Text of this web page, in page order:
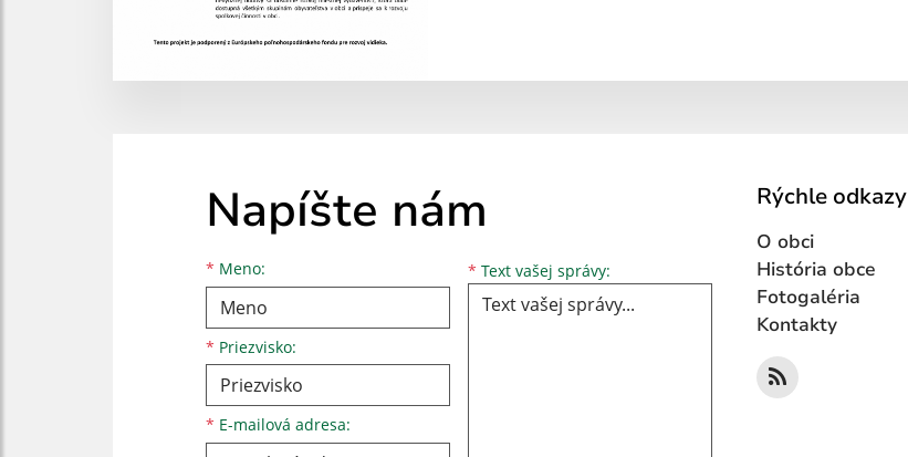
Napíšte nám
* Meno:
Meno
* Priezvisko:
Priezvisko
* E-mailová adresa:
E-mailová adresa * Text vašej správy: Text vašej správy...
Rýchle odkazy
O obci
História obce
Fotogaléria
Kontakty